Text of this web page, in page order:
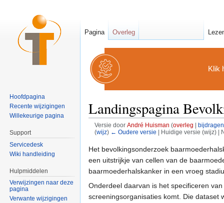
Klik
Landingspagina
Versie door André Huisman (overleg | bijdragen
(wijz) ← Oudere versie | Huidige versie (wijz) |
Het bevolkingsonderzoek
een uitstrijkje van cellen van de
baarmoederhalskanker in een vroeg
Onderdeel daarvan is het specificeren
screeningsorganisaties komt. Die dataset
Pagina Overleg
Hoofdpagina
Recente wijzigingen
Willekeurige pagina
Support
Servicedesk
Wiki handleiding
Hulpmiddelen
Verwijzingen naar deze
pagina
Verwante wijzigingen